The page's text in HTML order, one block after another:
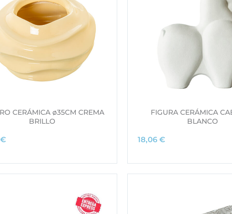
CERÁMICA ø35CM CREMA
BRILLO
€
FIGURA CERÁMICA
BLANCO
18,06 €